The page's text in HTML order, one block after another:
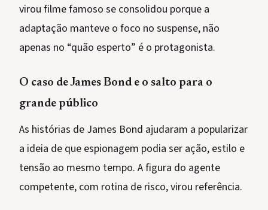
virou filme famoso se consolidou porque a
adaptação manteve o foco no suspense, não
apenas no “quão esperto” é o protagonista.
O caso de James Bond e o salto para o
grande público
As histórias de James Bond ajudaram a popularizar
a ideia de que espionagem podia ser ação, estilo e
tensão ao mesmo tempo. A figura do agente
competente, com rotina de risco, virou referência.